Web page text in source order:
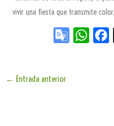
vivir una fiesta que transmite
Go W
← Entrada anterior